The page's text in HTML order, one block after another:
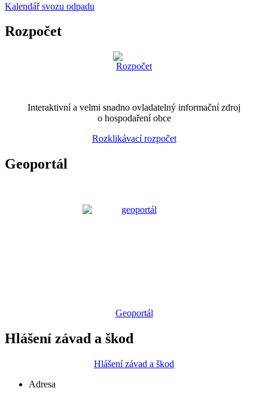
Kalendář svozu odpadu
Rozpočet
Interaktivní a velmi snadno ovladatelný informační zdroj
o hospodaření obce
Rozklikávací rozpočet
Geoportál
Geoportál
Hlášení závad a škod
Hlášení závad a škod
Adresa